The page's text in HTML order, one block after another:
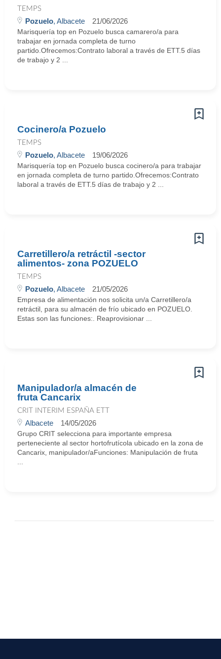
TEMPS
Pozuelo, Albacete 21/06/2026
Marisquería top en Pozuelo busca camarero/a para
trabajar en jornada completa de turno
partido.Ofrecemos:Contrato laboral a través de ETT.5 días
de trabajo y 2 ...
Cocinero/a Pozuelo
TEMPS
Pozuelo, Albacete 19/06/2026
Marisquería top en Pozuelo busca cocinero/a para trabajar
en jornada completa de turno partido.Ofrecemos:Contrato
laboral a través de ETT.5 días de trabajo y 2 ...
Carretillero/a retráctil -sector
alimentos- zona POZUELO
TEMPS
Pozuelo, Albacete 21/05/2026
Empresa de alimentación nos solicita un/a Carretillero/a
retráctil, para su almacén de frío ubicado en POZUELO.
Estas son las funciones:. Reaprovisionar ...
Manipulador/a almacén de
fruta Cancarix
CRIT INTERIM ESPAÑA ETT
Albacete 14/05/2026
Grupo CRIT selecciona para importante empresa
perteneciente al sector hortofrutícola ubicado en la zona de
Cancarix, manipulador/aFunciones: Manipulación de fruta